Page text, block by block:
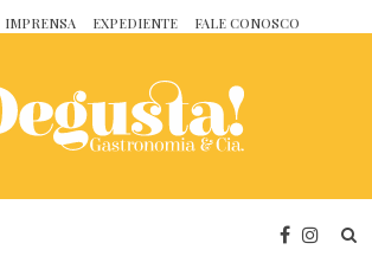
IMPRENSA EXPEDIENTE FALE CONOSCO